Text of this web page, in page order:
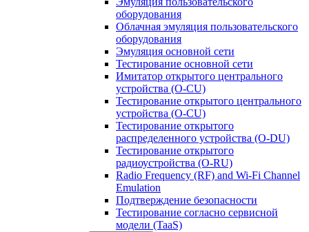
оборудования
Облачная эмуляция пользовательского
оборудования
Эмуляция основной сети
Тестирование основной сети
Имитатор открытого центрального
устройства (O-CU)
Тестирование открытого центрального
устройства (O-CU)
Тестирование открытого
распределенного устройства (O-DU)
Тестирование открытого
радиоустройства (O-RU)
Radio Frequency (RF) and Wi-Fi Channel
Emulation
Подтверждение безопасности
Тестирование согласно сервисной
модели (TaaS)